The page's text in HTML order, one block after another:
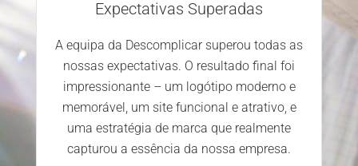
Expectativas Superadas
A equipa da Descomplicar superou todas as
nossas expectativas. O resultado final foi
impressionante – um logótipo moderno e
memorável, um site funcional e atrativo, e
uma estratégia de marca que realmente
capturou a essência da nossa empresa.